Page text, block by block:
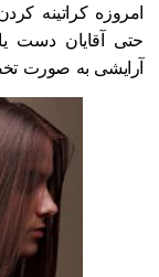
کراتینه کردن
آقایان دست
به صورت